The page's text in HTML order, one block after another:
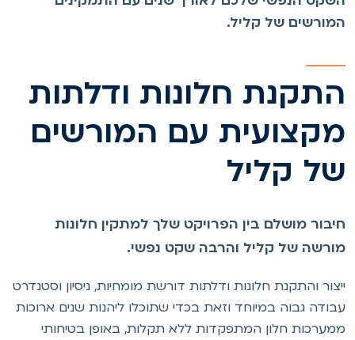
של קליל.
חלונות ודלתות
עם המורשים
קליל
מושלם בין הפרויקט שלך למתקין חלונות
של קליל והרבה שקט נפשי.
והתקנת חלונות ודלתות דורשת מומחיות, ניסיון וסטנדרט
גבוה במיוחד וזאת בכדי שתוכלו ליהנות שנים ארוכות
חלון המתפקדות ללא תקלות, באופן בטיחותי